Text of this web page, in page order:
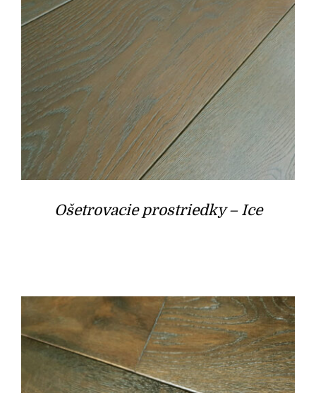
Ošetrovacie prostriedky – Ice